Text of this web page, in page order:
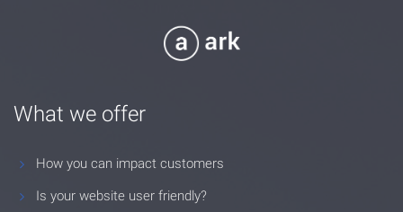
What we offer
How you can impact customers
Is your website user friendly?